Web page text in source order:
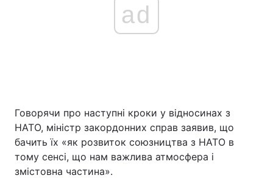
ad
Говорячи про наступні кроки у відносинах з
НАТО, міністр закордонних справ заявив, що
бачить їх «як розвиток союзництва з НАТО в
тому сенсі, що нам важлива атмосфера і
змістовна частина».